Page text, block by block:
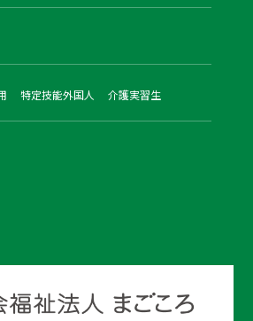
特定技能外国人 介護実習生